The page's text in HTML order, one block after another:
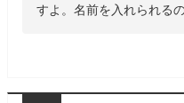
すよ。名前を入れられる